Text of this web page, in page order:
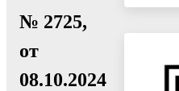
№ 2725,
от
08.10.2024